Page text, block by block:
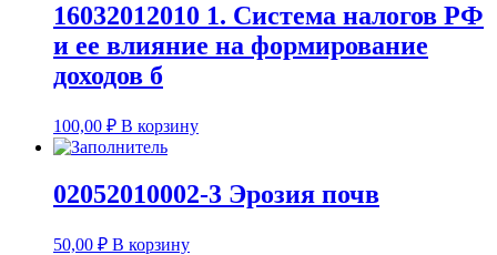
16032012010 1. Система налогов РФ
и ее влияние на формирование
доходов б
100,00 ₽ В корзину
02052010002-3 Эрозия почв
50,00 ₽ В корзину